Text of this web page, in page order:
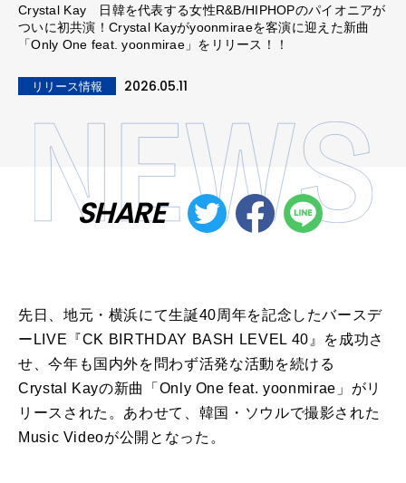
Crystal Kay 日韓を代表する女性R&B/HIPHOPのパイオニアが
ついに初共演！Crystal Kayがyoonmiraeを客演に迎えた新曲
「Only One feat. yoonmirae」をリリース！！
リリース情報 2026.05.11
SHARE
先 日 、地元・横浜にて生誕40周年を記念したバースデ
ー LIVE 『CK BIRTHDAY BASH LEVEL 40 』 を 成功さ
せ、今年も国内外を 問わず活発な活動 を続ける
Crystal Kayの新曲「 Only One feat. yoonmirae 」 がリ
リースされた。あわせて、 韓国・ソウルで撮影された
Music Videoが公開となった。